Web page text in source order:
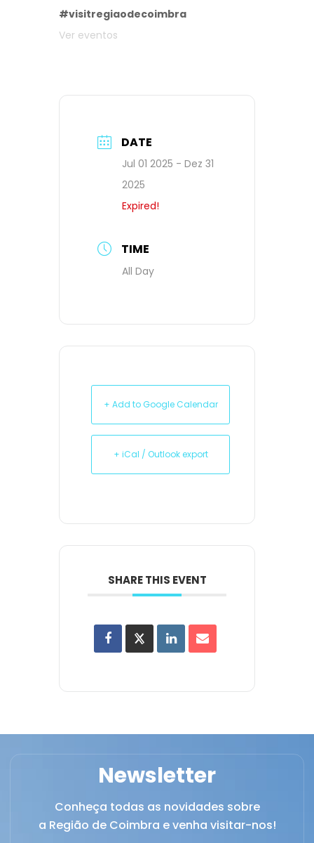
#visitregiaodecoimbra
Ver eventos
DATE
Jul 01 2025 - Dez 31
2025
Expired!
TIME
All Day
+ Add to Google Calendar
+ iCal / Outlook export
SHARE THIS EVENT
Newsletter
Conheça todas as novidades sobre
a Região de Coimbra e venha visitar-nos!